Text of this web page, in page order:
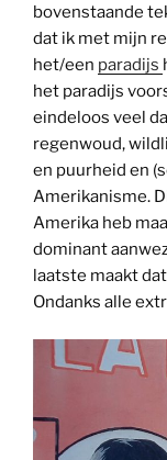
bovenstaande
dat ik met mijn
het/een paradijs
het paradijs
eindeloos veel
regenwoud,
en puurheid en
Amerikanisme.
Amerika heb
dominant
laatste maakt
Ondanks alle